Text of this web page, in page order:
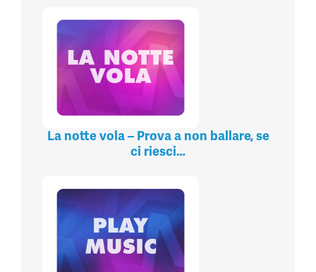
La notte vola – Prova a non ballare, se
ci riesci…